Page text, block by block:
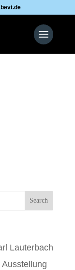
Lauterbach